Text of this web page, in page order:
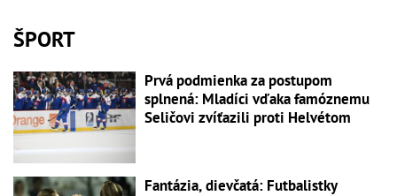
ŠPORT
Prvá podmienka za postupom
splnená: Mladíci vďaka famóznemu
Seličovi zvíťazili proti Helvétom
Fantázia, dievčatá: Futbalistky